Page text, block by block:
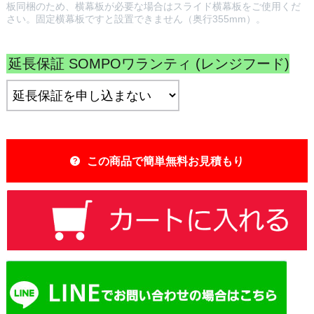
板同梱のため、横幕板が必要な場合はスライド横幕板をご使用くだ
さい。固定横幕板ですと設置できません（奥行355mm）。
延長保証 SOMPOワランティ (レンジフード)
:
この商品で簡単無料お見積もり